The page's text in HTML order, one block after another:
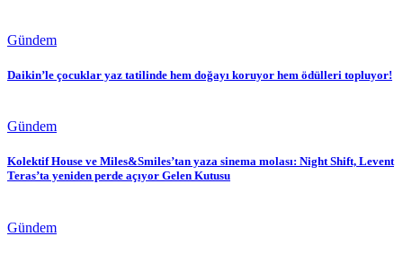
Gündem
Daikin’le çocuklar yaz tatilinde hem doğayı koruyor hem ödülleri topluyor!
Gündem
Kolektif House ve Miles&Smiles’tan yaza sinema molası: Night Shift, Levent
Teras’ta yeniden perde açıyor Gelen Kutusu
Gündem